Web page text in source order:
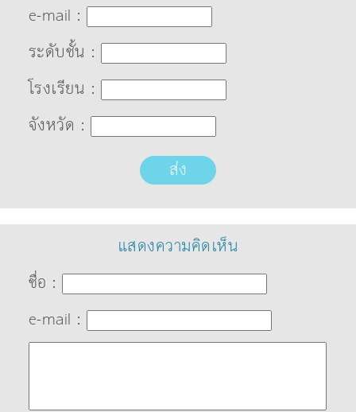
e-mail :
ระดับชั้น :
โรงเรียน :
จังหวัด :
ส่ง
แสดงความคิดเห็น
ชื่อ :
e-mail :